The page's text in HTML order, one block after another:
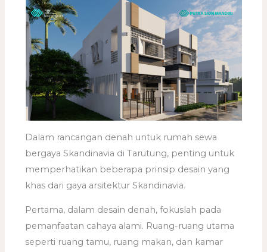
Dalam rancangan denah untuk rumah sewa
bergaya Skandinavia di Tarutung, penting untuk
memperhatikan beberapa prinsip desain yang
khas dari gaya arsitektur Skandinavia.
Pertama, dalam desain denah, fokuslah pada
pemanfaatan cahaya alami. Ruang-ruang utama
seperti ruang tamu, ruang makan, dan kamar